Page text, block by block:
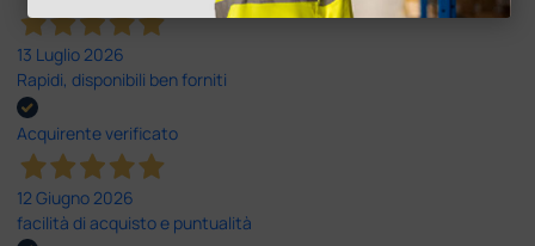
13 Luglio 2026
Rapidi, disponibili ben forniti
Acquirente verificato
12 Giugno 2026
facilità di acquisto e puntualità